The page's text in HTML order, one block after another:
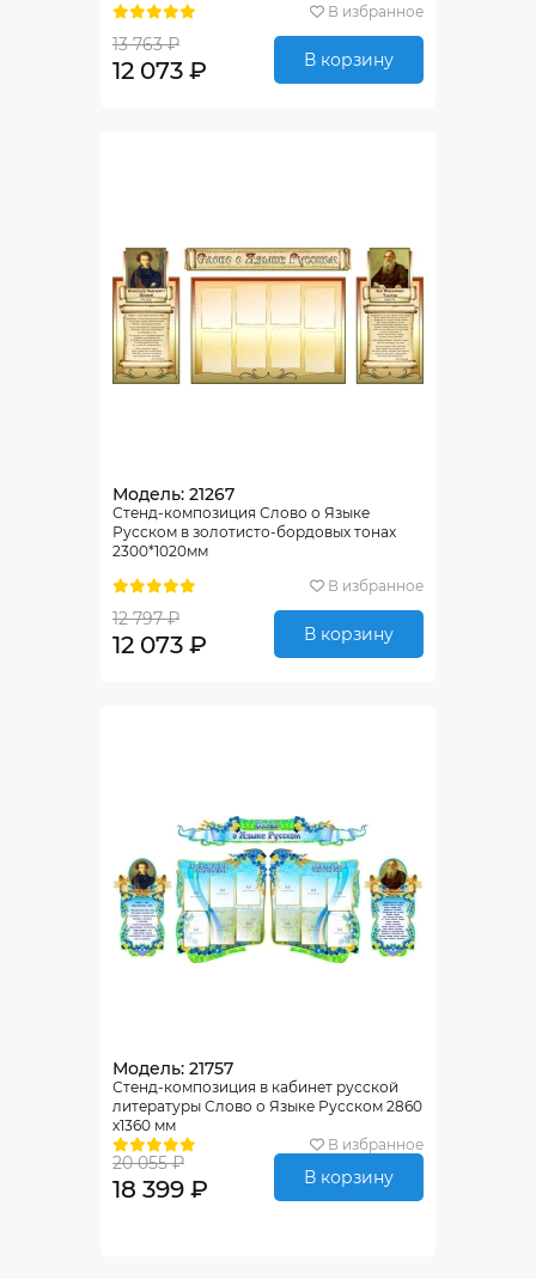
В избранное
13 763 ₽
12 073 ₽ В корзину
Модель: 21267
Стенд-композиция Слово о Языке
Русском в золотисто-бордовых тонах
2300*1020мм
В избранное
12 797 ₽
12 073 ₽ В корзину
Модель: 21757
Стенд-композиция в кабинет русской
литературы Слово о Языке Русском 2860
х1360 мм
В избранное
20 055 ₽
18 399 ₽ В корзину